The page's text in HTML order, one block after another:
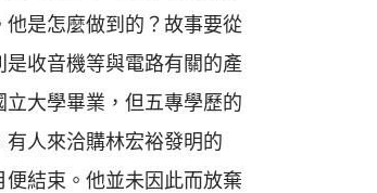
是怎麼做到的？故事要從
收音機等與電路有關的產
大學畢業，但五專學歷的
人來洽購林宏裕發明的
結束。他並未因此而放棄